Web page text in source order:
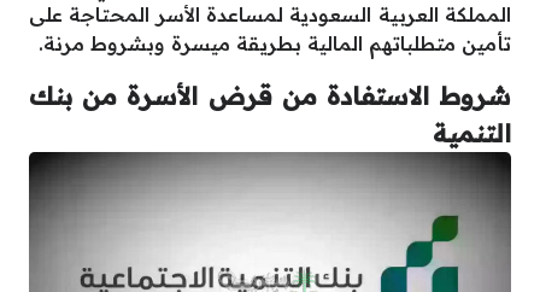
المملكة العربية السعودية لمساعدة الأسر المحتاجة على
تأمين متطلباتهم المالية بطريقة ميسرة وبشروط مرنة.
شروط الاستفادة من قرض الأسرة من بنك
التنمية